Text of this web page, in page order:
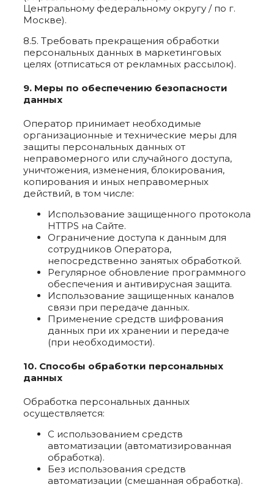
Центральному федеральному округу / по г.
Москве).
8.5. Требовать прекращения обработки
персональных данных в маркетинговых
целях (отписаться от рекламных рассылок).
9. Меры по обеспечению безопасности
данных
Оператор принимает необходимые
организационные и технические меры для
защиты персональных данных от
неправомерного или случайного доступа,
уничтожения, изменения, блокирования,
копирования и иных неправомерных
действий, в том числе:
Использование защищенного протокола
HTTPS на Сайте.
Ограничение доступа к данным для
сотрудников Оператора,
непосредственно занятых обработкой.
Регулярное обновление программного
обеспечения и антивирусная защита.
Использование защищенных каналов
связи при передаче данных.
Применение средств шифрования
данных при их хранении и передаче
(при необходимости).
10. Способы обработки персональных
данных
Обработка персональных данных
осуществляется:
С использованием средств
автоматизации (автоматизированная
обработка).
Без использования средств
автоматизации (смешанная обработка).